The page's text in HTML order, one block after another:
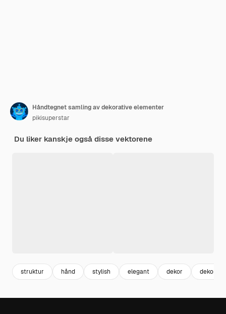
Håndtegnet samling av dekorative elementer
pikisuperstar
Du liker kanskje også disse vektorene
struktur hånd stylish elegant dekor